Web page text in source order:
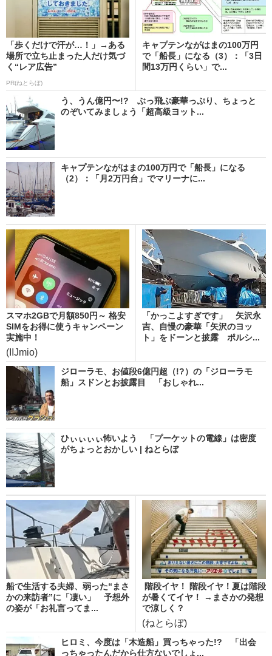
「歩くだけで汗が…！」→ある
場所で立ち止まった人だけ気づ
く“レア広告”
PR(ねとらぼ)
キャプテンながはまの100万円
で「船長」になる（3）：「3日
間13万円くらい」で...
う、うん億円〜!? ぶっ飛ぶ豪華っぷり、ちょっと
のぞいてみましょう「超高級ヨット...
キャプテンながはまの100万円で「船長」になる
（2）：「月2万円台」でマリーナに...
スマホ2GBで月額850円～ 格安
SIMをお得に使うキャンペーン
実施中！
(IIJmio)
「かっこよすぎです」 矢沢永
吉、自慢の豪華「矢沢のヨッ
ト」をドーンと披露 ポルシ...
ジローラモ、お値段6億円超（!?）の「ジローラモ
船」スドンとお披露目 「おしゃれ...
ひぃぃぃぃ怖いよう 「プーケットの電線」は密度
がちょっとおかしい | ねとらぼ
船で生活する夫婦、弱った“まさ
かの来訪者”に「凄い」 予想外
の姿が「お礼言ってま...
階段イヤ！ 階段イヤ！夏は階段
が暑くてイヤ！ →まさかの発想
で涼しく？
(ねとらぼ)
ヒロミ、今度は「木造船」買っちゃった!? 「出会
っちゃったんだから仕方ないでしょ...